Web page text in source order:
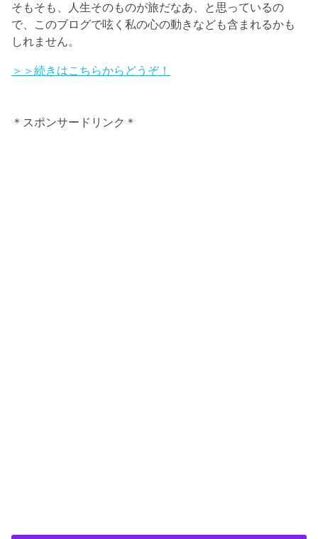
そもそも、人生そのものが旅だなあ、と思っているの
で、このブログで呟く私の心の動きなども含まれるかも
しれません。
＞＞続きはこちらからどうぞ！
＊スポンサードリンク＊